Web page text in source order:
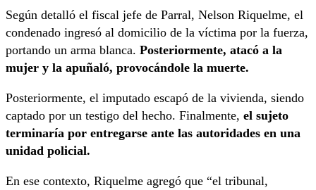
Según detalló el fiscal jefe de Parral, Nelson Riquelme, el
condenado ingresó al domicilio de la víctima por la fuerza,
portando un arma blanca. Posteriormente, atacó a la
mujer y la apuñaló, provocándole la muerte.
Posteriormente, el imputado escapó de la vivienda, siendo
captado por un testigo del hecho. Finalmente, el sujeto
terminaría por entregarse ante las autoridades en una
unidad policial.
En ese contexto, Riquelme agregó que “el tribunal,